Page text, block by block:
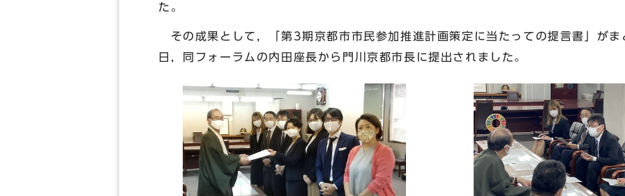
た。
その成果として，「第3期京都市市民参加推進計画策定に当たっての提言書」が
日，同フォーラムの内田座長から門川京都市長に提出されました。